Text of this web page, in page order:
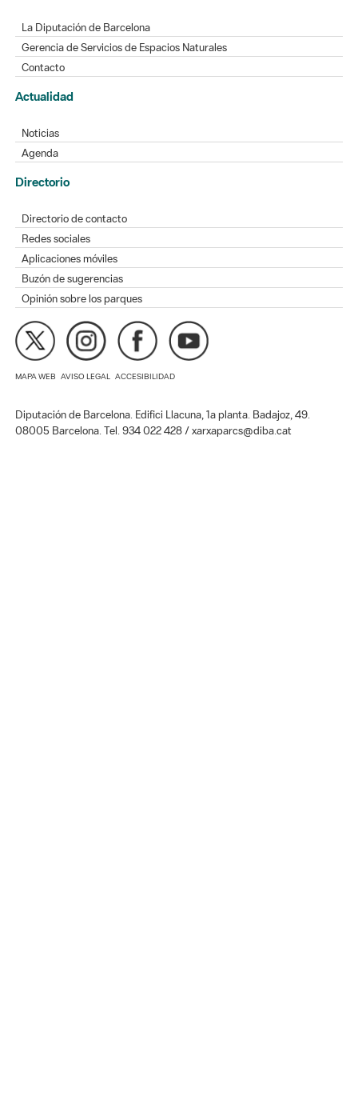
La Diputación de Barcelona
Gerencia de Servicios de Espacios Naturales
Contacto
Actualidad
Noticias
Agenda
Directorio
Directorio de contacto
Redes sociales
Aplicaciones móviles
Buzón de sugerencias
Opinión sobre los parques
MAPA WEB AVISO LEGAL ACCESIBILIDAD
Diputación de Barcelona. Edifici Llacuna, 1a planta. Badajoz, 49.
08005 Barcelona. Tel. 934 022 428 / xarxaparcs@diba.cat